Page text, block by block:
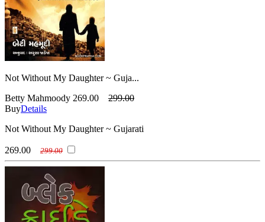
Not Without My Daughter ~ Guja...
Betty Mahmoody 269.00
299.00
BuyDetails
Not Without My Daughter ~ Gujarati
269.00 299.00